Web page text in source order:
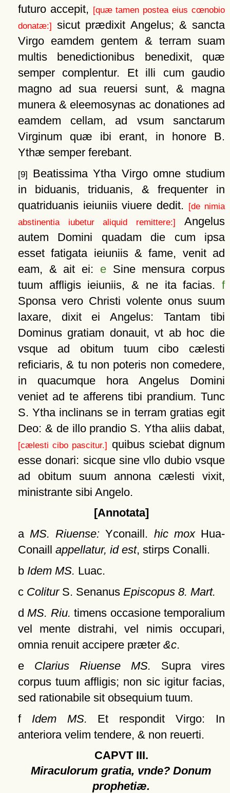
futuro accepit, [quæ tamen postea eius cœnobio
donatæ:]
sicut prædixit Angelus; & sancta
Virgo eamdem gentem & terram suam
multis benedictionibus benedixit, quæ
semper complentur. Et illi cum gaudio
magno ad sua reuersi sunt, & magna
munera & eleemosynas ac donationes ad
eamdem cellam, ad vsum sanctarum
Virginum quæ ibi erant, in honore B.
Ythæ semper ferebant.
[9]
Beatissima Ytha Virgo omne studium
in biduanis, triduanis, & frequenter in
quatriduanis ieiuniis viuere dedit.
[de nimia
abstinentia iubetur aliquid remittere:]
Angelus
autem Domini quadam die cum ipsa
esset fatigata ieiuniis & fame, venit ad
eam, & ait ei: eSine mensura corpus
tuum affligis ieiuniis, & ne ita facias. f
Sponsa vero Christi volente onus suum
laxare, dixit ei Angelus: Tantam tibi
Dominus gratiam donauit, vt ab hoc die
vsque ad obitum tuum cibo cælesti
reficiaris, & tu non poteris non comedere,
in quacumque hora Angelus Domini
veniet ad te afferens tibi prandium. Tunc
S. Ytha inclinans se in terram gratias egit
Deo: & de illo prandio S. Ytha aliis dabat,
[cælesti cibo pascitur.]
quibus sciebat dignum
esse donari: sicque sine vllo dubio vsque
ad obitum suum annona cælesti vixit,
ministrante sibi Angelo.
[Annotata]
aMS. Riuense: Yconaill. hic moxHua-
Conaill appellatur, id est, stirps Conalli.
b Idem MS. Luac.
c ColiturS. Senanus Episcopus 8. Mart.
dMS. Riu. timens occasione temporalium
vel mente distrahi, vel nimis occupari,
omnia renuit accipere præter &c.
e Clarius Riuense MS. Supra vires
corpus tuum affligis; non sic igitur facias,
sed rationabile sit obsequium tuum.
f Idem MS. Et respondit Virgo: In
anteriora velim tendere, & non reuerti.
CAPVT III.
Miraculorum gratia, vnde? Donum
prophetiæ.